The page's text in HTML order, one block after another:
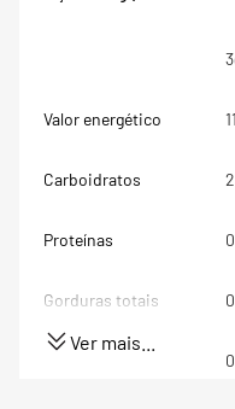
Valor energético
Carboidratos
Proteínas
Gorduras totais
Ver mais...